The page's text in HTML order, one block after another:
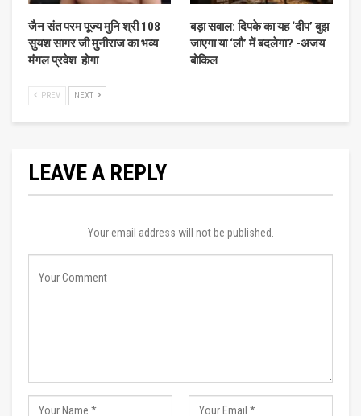
जैन संत परम पूज्य मुनि श्री 108
सुयश सागर जी मुनीराज का भव्य
मंगल प्रवेश होगा
बड़ा सवाल: दिपके का यह ‘दीप’ बुझ
जाएगा या ‘लौ’ में बदलेगा? -अजय
बोकिल
PREV NEXT
LEAVE A REPLY
Your email address will not be published.